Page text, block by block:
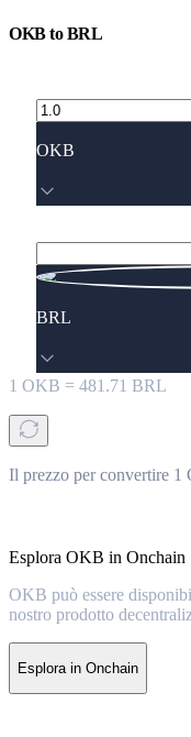
OKBtoBRL
OKB
BRL
1 OKB = 481.71 BRL
Il prezzo per convertire
Esplora OKB in Onchain
OKB può essere
nostro prodotto
Esplora in Onchain